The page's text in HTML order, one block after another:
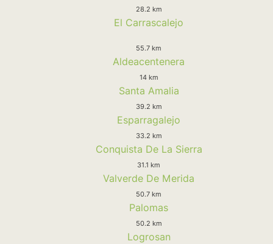
28.2 km
El Carrascalejo
55.7 km
Aldeacentenera
14 km
Santa Amalia
39.2 km
Esparragalejo
33.2 km
Conquista De La Sierra
31.1 km
Valverde De Merida
50.7 km
Palomas
50.2 km
Logrosan